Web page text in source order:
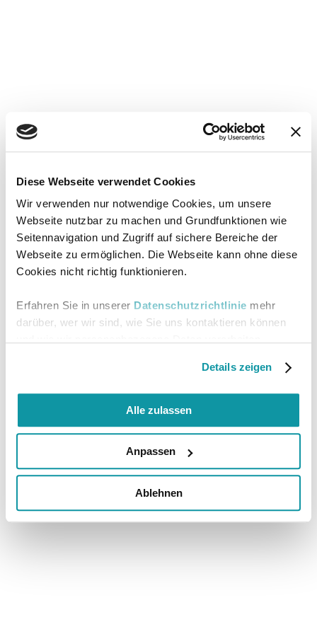
Diese Webseite verwendet Cookies
Wir verwenden nur notwendige Cookies, um unsere
Webseite nutzbar zu machen und Grundfunktionen wie
Seitennavigation und Zugriff auf sichere Bereiche der
Webseite zu ermöglichen. Die Webseite kann ohne diese
Cookies nicht richtig funktionieren.
Erfahren Sie in unserer Datenschutzrichtlinie mehr
darüber, wer wir sind, wie Sie uns kontaktieren können
Details zeigen
Alle zulassen
Anpassen
Ablehnen